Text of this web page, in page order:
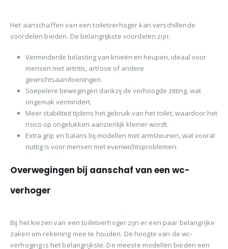
Het aanschaffen van een toiletverhoger kan verschillende
voordelen bieden. De belangrijkste voordelen zijn:
Verminderde belasting van knieën en heupen, ideaal voor
mensen met artritis, artrose of andere
gewrichtsaandoeningen.
Soepelere bewegingen dankzij de verhoogde zitting, wat
ongemak vermindert.
Meer stabiliteit tijdens het gebruik van het toilet, waardoor het
risico op ongelukken aanzienlijk kleiner wordt.
Extra grip en balans bij modellen met armsteunen, wat vooral
nuttig is voor mensen met evenwichtsproblemen.
Overwegingen bij aanschaf van een wc-
verhoger
Bij het kiezen van een toiletverhoger zijn er een paar belangrijke
zaken om rekening mee te houden. De hoogte van de wc-
verhoging is het belangrijkste. De meeste modellen bieden een